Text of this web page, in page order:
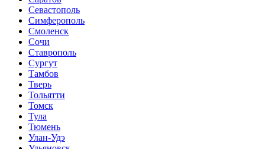
Севастополь
Симферополь
Смоленск
Сочи
Ставрополь
Сургут
Тамбов
Тверь
Тольятти
Томск
Тула
Тюмень
Улан-Удэ